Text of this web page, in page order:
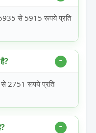
से 5915 रूपये प्रति
2751 रूपये प्रति